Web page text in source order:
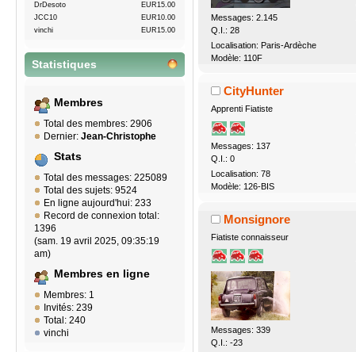
DrDesoto
EUR15.00
JCC10
EUR10.00
vinchi
EUR15.00
Statistiques
Membres
Total des membres: 2906
Dernier: Jean-Christophe
Stats
Total des messages: 225089
Total des sujets: 9524
En ligne aujourd'hui: 233
Record de connexion total:
1396
(sam. 19 avril 2025, 09:35:19
am)
Membres en ligne
Membres: 1
Invités: 239
Total: 240
vinchi
Messages: 2.145
Q.I.: 28
Localisation: Paris-Ardèche
Modèle: 110F
CityHunter
Apprenti Fiatiste
Messages: 137
Q.I.: 0
Localisation: 78
Modèle: 126-BIS
Monsignore
Fiatiste connaisseur
Messages: 339
Q.I.: -23